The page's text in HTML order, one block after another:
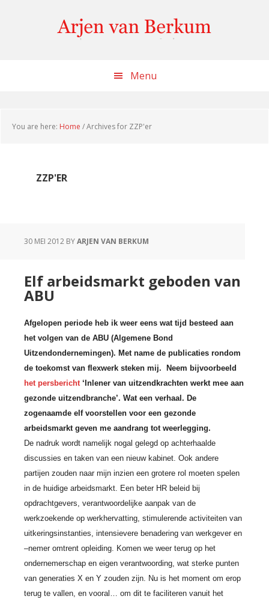
Menu
You are here: Home /Archives for ZZP'er
ZZP'ER
30 MEI 2012 BYARJEN VAN BERKUM
Elf arbeidsmarkt geboden van
ABU
Afgelopen periode heb ik weer eens wat tijd besteed aan
het volgen van de ABU (Algemene Bond
Uitzendondernemingen). Met name de publicaties rondom
de toekomst van flexwerk steken mij. Neem bijvoorbeeld
het persbericht ‘Inlener van uitzendkrachten werkt mee aan
gezonde uitzendbranche’. Wat een verhaal. De
zogenaamde elf voorstellen voor een gezonde
arbeidsmarkt geven me aandrang tot weerlegging.
De nadruk wordt namelijk nogal gelegd op achterhaalde
discussies en taken van een nieuw kabinet. Ook andere
partijen zouden naar mijn inzien een grotere rol moeten spelen
in de huidige arbeidsmarkt. Een beter HR beleid bij
opdrachtgevers, verantwoordelijke aanpak van de
werkzoekende op werkhervatting, stimulerende activiteiten van
uitkeringsinstanties, intensievere benadering van werkgever en
–nemer omtrent opleiding. Komen we weer terug op het
ondernemerschap en eigen verantwoording, wat sterke punten
van generaties X en Y zouden zijn. Nu is het moment om erop
terug te vallen, en vooral… om dit te faciliteren vanuit het